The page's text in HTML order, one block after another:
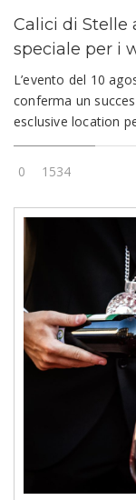
Calici di Stelle
speciale per i
L’evento del 10
conferma un
esclusive location
0 1534